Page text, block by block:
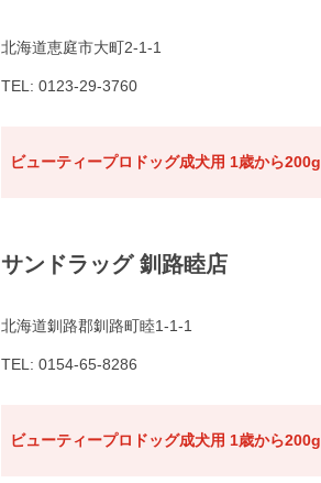
北海道恵庭市大町2-1-1
TEL: 0123-29-3760
ビューティープロドッグ成犬用 1歳から200g
サンドラッグ 釧路睦店
北海道釧路郡釧路町睦1-1-1
TEL: 0154-65-8286
ビューティープロドッグ成犬用 1歳から200g